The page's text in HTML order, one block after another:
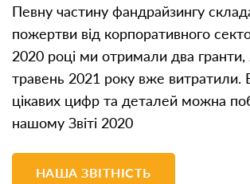
Певну частину фандрайзингу
пожертви від корпоративного
2020 році ми отримали два гранти,
травень 2021 року вже витратили.
цікавих цифр та деталей можна
нашому Звіті 2020
НАША ЗВІТНІСТЬ